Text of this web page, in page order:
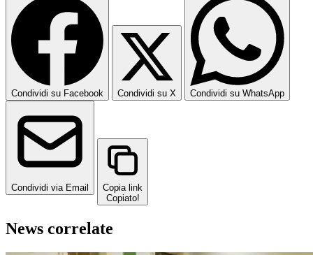
Condividi su Facebook Condividi su X Condividi su WhatsApp
Condividi via Email
Copia link
Copiato!
News correlate